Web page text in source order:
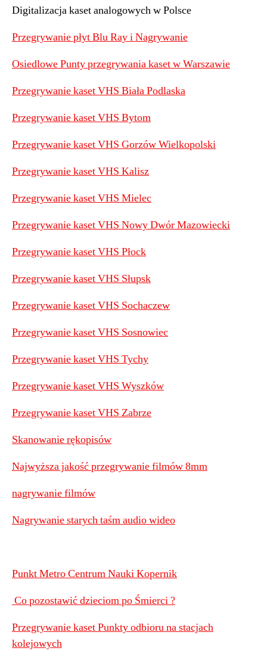
Digitalizacja kaset analogowych w Polsce
Przegrywanie płyt Blu Ray i Nagrywanie
Osiedlowe Punty przegrywania kaset w Warszawie
Przegrywanie kaset VHS Biała Podlaska
Przegrywanie kaset VHS Bytom
Przegrywanie kaset VHS Gorzów Wielkopolski
Przegrywanie kaset VHS Kalisz
Przegrywanie kaset VHS Mielec
Przegrywanie kaset VHS Nowy Dwór Mazowiecki
Przegrywanie kaset VHS Płock
Przegrywanie kaset VHS Słupsk
Przegrywanie kaset VHS Sochaczew
Przegrywanie kaset VHS Sosnowiec
Przegrywanie kaset VHS Tychy
Przegrywanie kaset VHS Wyszków
Przegrywanie kaset VHS Zabrze
Skanowanie rękopisów
Najwyższa jakość przegrywanie filmów 8mm
nagrywanie filmów
Nagrywanie starych taśm audio wideo
Punkt Metro Centrum Nauki Kopernik
Co pozostawić dzieciom po Śmierci ?
Przegrywanie kaset Punkty odbioru na stacjach
kolejowych